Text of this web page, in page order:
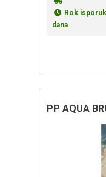
Rok
dana
PP AQUA